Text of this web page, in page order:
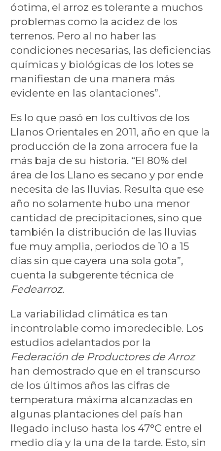
óptima, el arroz es tolerante a muchos
problemas como la acidez de los
terrenos. Pero al no haber las
condiciones necesarias, las deficiencias
químicas y biológicas de los lotes se
manifiestan de una manera más
evidente en las plantaciones”.
Es lo que pasó en los cultivos de los
Llanos Orientales en 2011, año en que la
producción de la zona arrocera fue la
más baja de su historia. “El 80% del
área de los Llano es secano y por ende
necesita de las lluvias. Resulta que ese
año no solamente hubo una menor
cantidad de precipitaciones, sino que
también la distribución de las lluvias
fue muy amplia, periodos de 10 a 15
días sin que cayera una sola gota”,
cuenta la subgerente técnica de
Fedearroz.
La variabilidad climática es tan
incontrolable como impredecible. Los
estudios adelantados por la
Federación de Productores de Arroz
han demostrado que en el transcurso
de los últimos años las cifras de
temperatura máxima alcanzadas en
algunas plantaciones del país han
llegado incluso hasta los 47°C entre el
medio día y la una de la tarde. Esto, sin